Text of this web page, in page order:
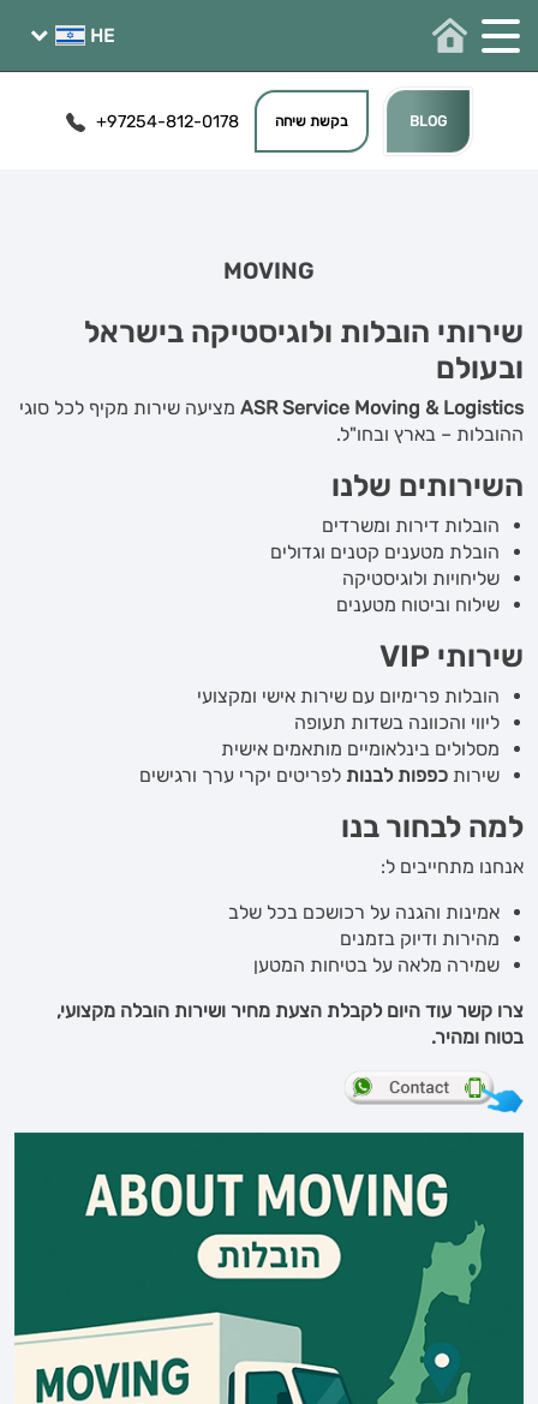
+97254-812-0178 בקשת שיחה BLOG
MOVING
שירותי הובלות ולוגיסטיקה בישראל
ובעולם
ASR Service Moving & Logistics מציעה שירות מקיף לכל סוגי
ההובלות – בארץ ובחו"ל.
השירותים שלנו
הובלות דירות ומשרדים
הובלת מטענים קטנים וגדולים
שליחויות ולוגיסטיקה
שילוח וביטוח מטענים
שירותי VIP
הובלות פרימיום עם שירות אישי ומקצועי
ליווי והכוונה בשדות תעופה
מסלולים בינלאומיים מותאמים אישית
שירות כפפות לבנות לפריטים יקרי ערך ורגישים
למה לבחור בנו
אנחנו מתחייבים ל:
אמינות והגנה על רכושכם בכל שלב
מהירות ודיוק בזמנים
שמירה מלאה על בטיחות המטען
צרו קשר עוד היום לקבלת הצעת מחיר ושירות הובלה מקצועי,
בטוח ומהיר.